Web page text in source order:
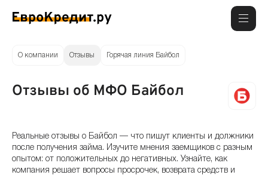
О компании Отзывы Горячая линия Байбол
Отзывы об МФО Байбол
Реальные отзывы о Байбол — что пишут клиенты и должники
после получения займа. Изучите мнения заемщиков с разным
опытом: от положительных до негативных. Узнайте, как
компания решает вопросы просрочек, возврата средств и